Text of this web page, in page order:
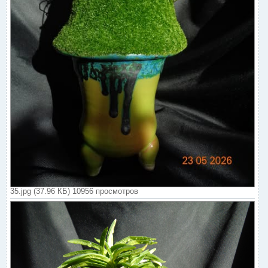
35.jpg (37.96 КБ) 10956 просмотров